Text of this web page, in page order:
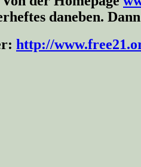
daneben.
http://